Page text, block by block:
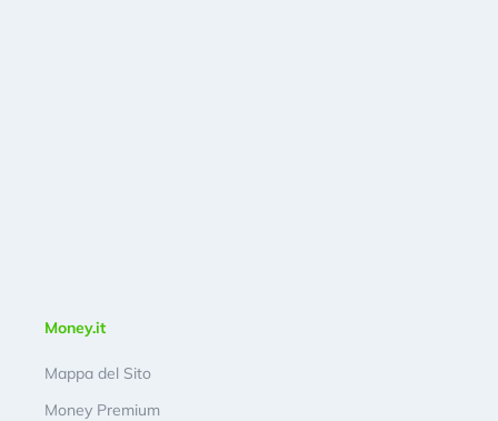
Money.it
Mappa del Sito
Money Premium